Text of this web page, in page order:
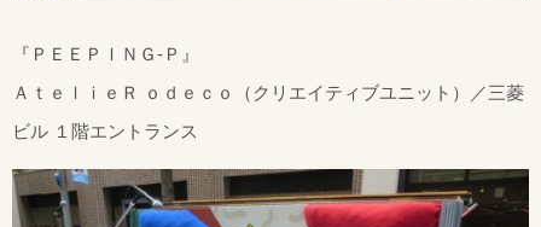
『ＰＥＥＰＩＮＧ-Ｐ』
ＡｔｅｌｉｅＲ ｏｄｅｃｏ（クリエイティブユニット）／三菱
ビル １階エントランス